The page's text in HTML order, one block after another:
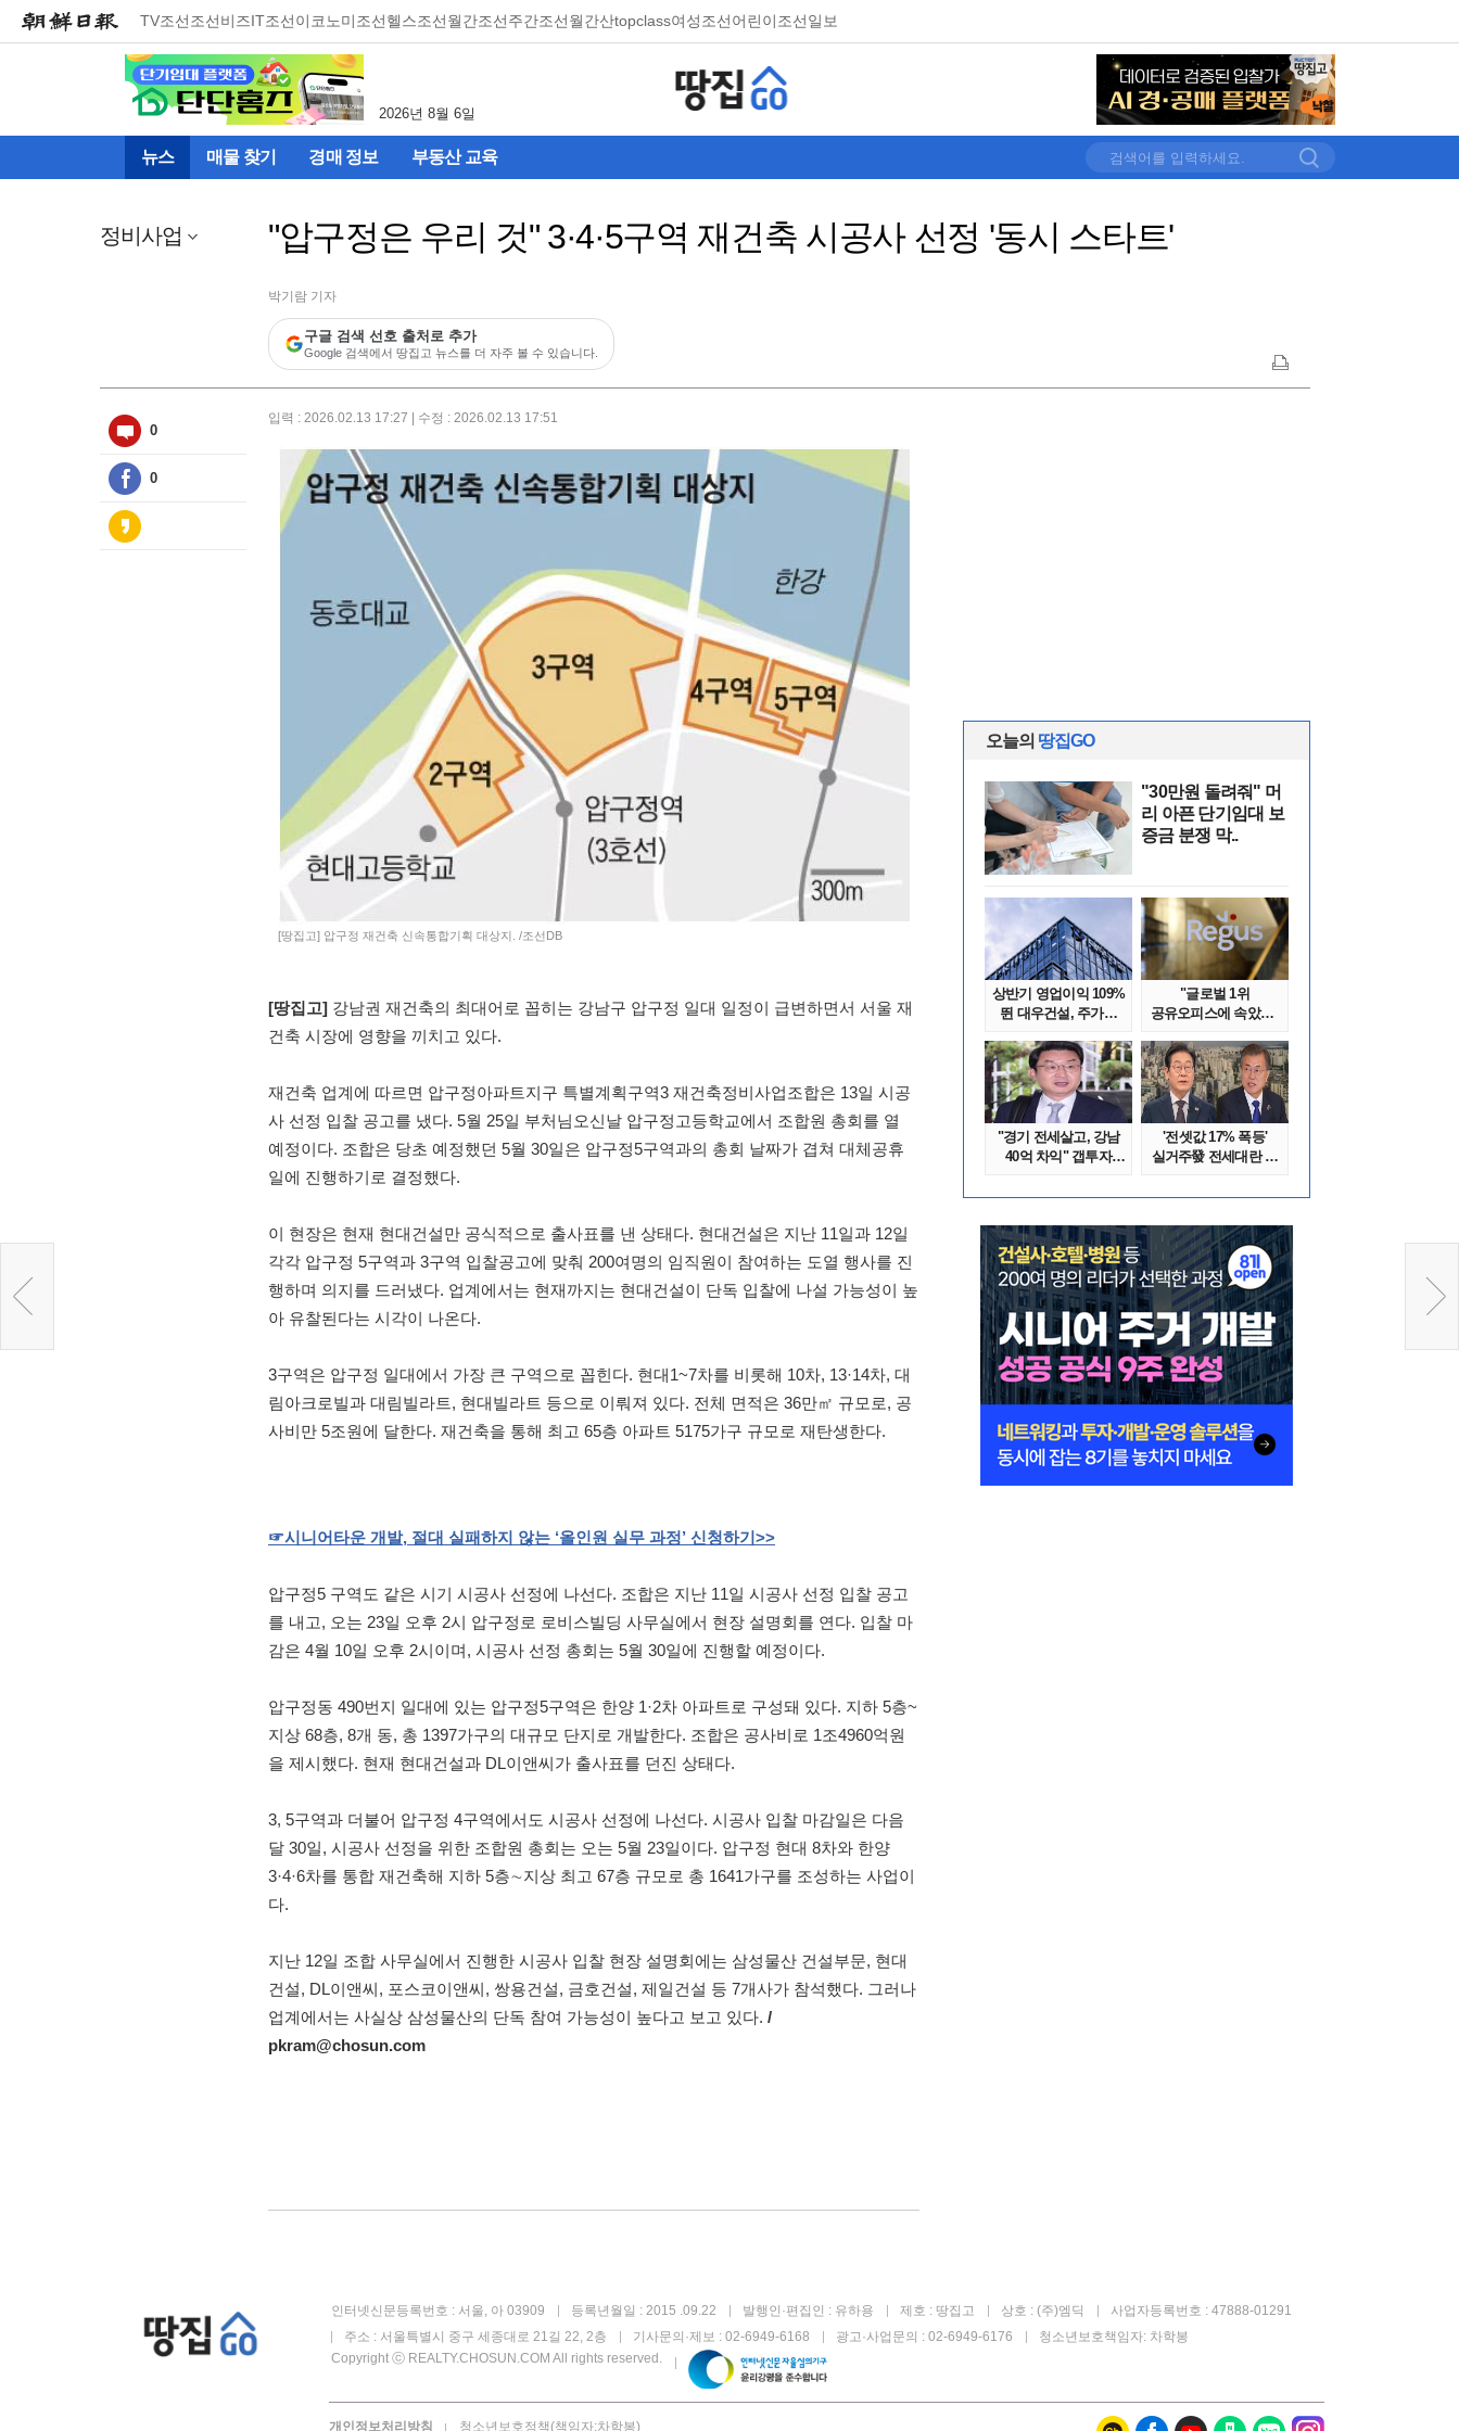
TV조선조선비즈IT조선이코노미조선헬스조선월간조선주간조선월간산topclass여성조선어린이조선일보
2026년 8월 6일
뉴스 매물 찾기 경매 정보 부동산 교육
정비사업 "압구정은 우리 것" 3·4·5구역 재건축 시공사 선정 '동시 스타트'
박기람 기자
구글 검색 선호 출처로 추가
Google 검색에서 땅집고 뉴스를 더 자주 볼 수 있습니다.
0
0
입력 : 2026.02.13 17:27 | 수정 : 2026.02.13 17:51
[땅집고] 압구정 재건축 신속통합기획 대상지. /조선DB
[땅집고] 강남권 재건축의 최대어로 꼽히는 강남구 압구정 일대 일정이 급변하면서 서울 재
건축 시장에 영향을 끼치고 있다.
재건축 업계에 따르면 압구정아파트지구 특별계획구역3 재건축정비사업조합은 13일 시공
사 선정 입찰 공고를 냈다. 5월 25일 부처님오신날 압구정고등학교에서 조합원 총회를 열
예정이다. 조합은 당초 예정했던 5월 30일은 압구정5구역과의 총회 날짜가 겹쳐 대체공휴
일에 진행하기로 결정했다.
이 현장은 현재 현대건설만 공식적으로 출사표를 낸 상태다. 현대건설은 지난 11일과 12일
각각 압구정 5구역과 3구역 입찰공고에 맞춰 200여명의 임직원이 참여하는 도열 행사를 진
행하며 의지를 드러냈다. 업계에서는 현재까지는 현대건설이 단독 입찰에 나설 가능성이 높
아 유찰된다는 시각이 나온다.
3구역은 압구정 일대에서 가장 큰 구역으로 꼽힌다. 현대1~7차를 비롯해 10차, 13·14차, 대
림아크로빌과 대림빌라트, 현대빌라트 등으로 이뤄져 있다. 전체 면적은 36만㎡ 규모로, 공
사비만 5조원에 달한다. 재건축을 통해 최고 65층 아파트 5175가구 규모로 재탄생한다.
☞시니어타운 개발, 절대 실패하지 않는 ‘올인원 실무 과정’ 신청하기>>
압구정5 구역도 같은 시기 시공사 선정에 나선다. 조합은 지난 11일 시공사 선정 입찰 공고
를 내고, 오는 23일 오후 2시 압구정로 로비스빌딩 사무실에서 현장 설명회를 연다. 입찰 마
감은 4월 10일 오후 2시이며, 시공사 선정 총회는 5월 30일에 진행할 예정이다.
압구정동 490번지 일대에 있는 압구정5구역은 한양 1·2차 아파트로 구성돼 있다. 지하 5층~
지상 68층, 8개 동, 총 1397가구의 대규모 단지로 개발한다. 조합은 공사비로 1조4960억원
을 제시했다. 현재 현대건설과 DL이앤씨가 출사표를 던진 상태다.
3, 5구역과 더불어 압구정 4구역에서도 시공사 선정에 나선다. 시공사 입찰 마감일은 다음
달 30일, 시공사 선정을 위한 조합원 총회는 오는 5월 23일이다. 압구정 현대 8차와 한양
3·4·6차를 통합 재건축해 지하 5층∼지상 최고 67층 규모로 총 1641가구를 조성하는 사업이
다.
지난 12일 조합 사무실에서 진행한 시공사 입찰 현장 설명회에는 삼성물산 건설부문, 현대
건설, DL이앤씨, 포스코이앤씨, 쌍용건설, 금호건설, 제일건설 등 7개사가 참석했다. 그러나
업계에서는 사실상 삼성물산의 단독 참여 가능성이 높다고 보고 있다. /
pkram@chosun.com
오늘의 땅집GO
"30만원 돌려줘" 머
리 아픈 단기임대 보
증금 분쟁 막..
상반기 영업이익 109%
뛴 대우건설, 주가는
"글로벌 1위
공유오피스에 속았다"
"경기 전세살고, 강남
40억 차익" 갭투자
'전셋값 17% 폭등'
실거주發 전세대란 또
인터넷신문등록번호 : 서울, 아 03909 등록년월일 : 2015 .09.22 발행인·편집인 : 유하용 제호 : 땅집고 상호 : (주)엠딕
사업자등록번호 : 47888-01291
주소 : 서울특별시 중구 세종대로 21길 22, 2층
기사문의·제보 : 02-6949-6168 광고·사업문의 : 02-6949-6176
청소년보호책임자: 차학봉
Copyright ⓒ REALTY.CHOSUN.COM All rights reserved.
개인정보처리방침 청소년보호정책(책임자:차학봉)